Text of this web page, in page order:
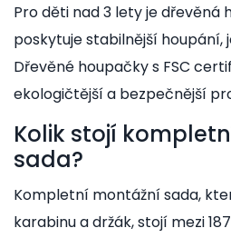
Pro děti nad 3 lety je dřevěná
poskytuje stabilnější houpání,
Dřevěné houpačky s FSC
ekologičtější a bezpečnější
Kolik stojí
sada?
Kompletní montážní sada,
karabinu a držák, stojí mezi